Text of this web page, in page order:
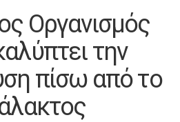
Οργανισμός
την
πίσω από το